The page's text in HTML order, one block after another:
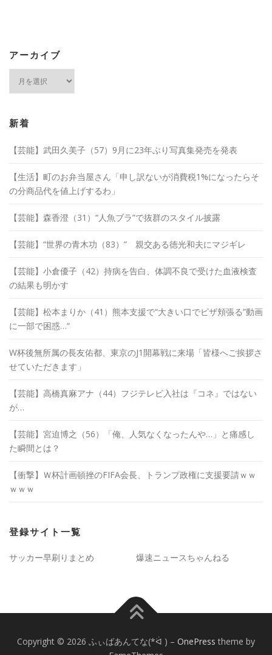
アーカイブ
ブ
新着
【芸能】武田久美子（57）9月に23年ぶり写真集発売を発表
【生活】町のお弁当屋さん「申し訳ないが消費税1%になったらそ
の分商品代を値上げするわ」
【芸能】森香澄（31）“人魚ブラ”で抜群のスタイル披露
【芸能】“世界の青木功（83）” 親交ある徳光和夫にマジギレ
【芸能】小倉優子（42）持病を告白、体調不良で受けた血液検査
の結果も明かす
【芸能】松本まりか（41）熊本支援で“大きい口でピザ頬張る”動画
に一部で困惑…“
W杯後無所属の長友佑都、東京のJ1開幕戦に来場「皆様へご挨拶さ
せていただきます」
【芸能】高橋真麻アナ（44）フジテレビ入社は『コネ』ではない
が…
【芸能】宮迫博之（56）「俺、人気なくなったんや…」と痛感し
た瞬間とは？
【衝撃】Ｗ杯計画頓挫のFIFA会長、トランプ政権に支援要請ｗｗ
ｗｗｗ
登録サイト一覧
サッカー早刷りまとめ 爆速ニュースちゃんねる
Copyright © 2026 ふぃばあんてな(*ᐛ ) – OnePress theme by